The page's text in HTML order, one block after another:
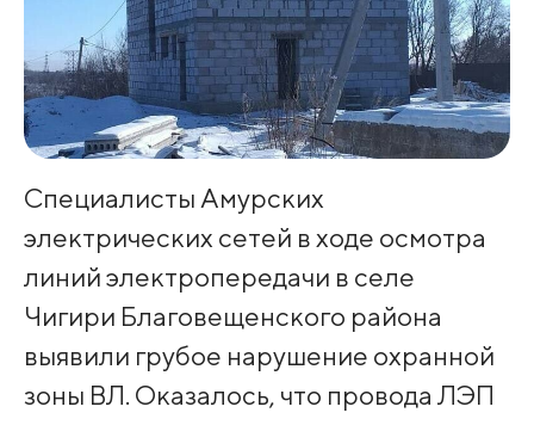
Специалисты Амурских
электрических сетей в ходе осмотра
линий электропередачи в селе
Чигири Благовещенского района
выявили грубое нарушение охранной
зоны ВЛ. Оказалось, что провода ЛЭП